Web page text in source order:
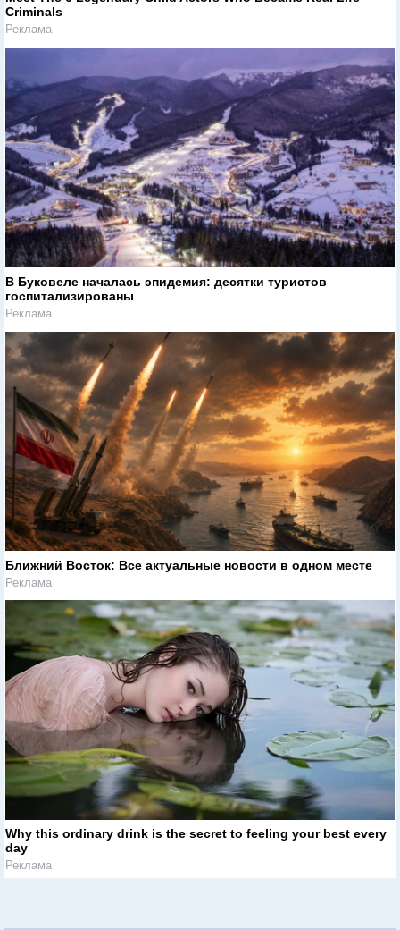
Criminals
Реклама
В Буковеле началась эпидемия: десятки туристов
госпитализированы
Реклама
Ближний Восток: Все актуальные новости в одном месте
Реклама
Why this ordinary drink is the secret to feeling your best every
day
Реклама